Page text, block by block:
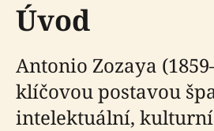
Úvod
Antonio Zozaya
klíčovou postavou
intelektuální,